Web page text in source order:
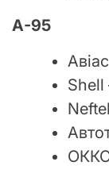
А-95
Shell